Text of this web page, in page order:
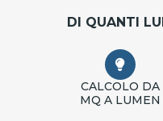
DI QUANTI
CALCOLO DA
MQ A LUMEN